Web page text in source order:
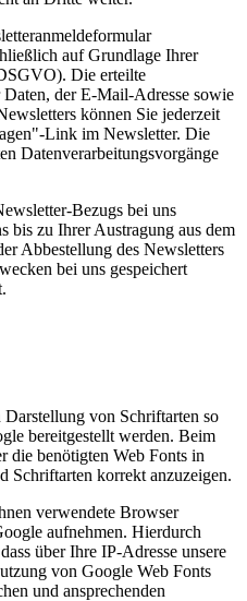
auf Grundlage Ihrer
Die erteilte
der E-Mail-Adresse sowie
können Sie jederzeit
Link im Newsletter. Die
Datenverarbeitungsvorgänge
Bezugs bei uns
bis zu Ihrer Austragung aus dem
Abbestellung des Newsletters
bei uns gespeichert
von Schriftarten so
bereitgestellt werden. Beim
die benötigten Web Fonts in
Schriftarten korrekt anzuzeigen.
verwendete Browser
aufnehmen. Hierdurch
über Ihre IP-Adresse unsere
von Google Web Fonts
und ansprechenden